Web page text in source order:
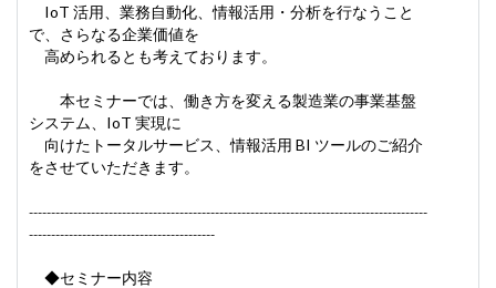
IoT 活用、業務自動化、情報活用・分析を行なうこと
で、さらなる企業価値を
高められるとも考えております。
本セミナーでは、働き方を変える製造業の事業基盤
システム、IoT 実現に
向けたトータルサービス、情報活用 BI ツールのご紹介
をさせていただきます。
------------------------------------------------------------------------------------------
------------------------------------------
◆セミナー内容